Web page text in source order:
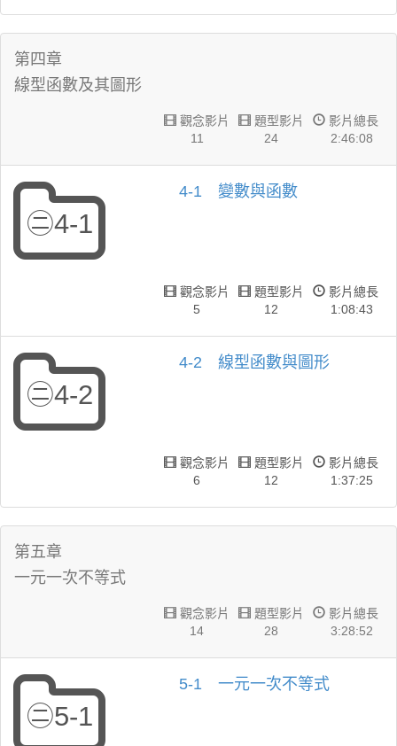
第四章
線型函數及其圖形
影片總長
2:46:08
題型影片
24
觀念影片
11
㊁4-1
4-1 變數與函數
影片總長
1:08:43
題型影片
12
觀念影片
5
㊁4-2
4-2 線型函數與圖形
影片總長
1:37:25
題型影片
12
觀念影片
6
第五章
一元一次不等式
影片總長
3:28:52
題型影片
28
觀念影片
14
㊁5-1
5-1 一元一次不等式